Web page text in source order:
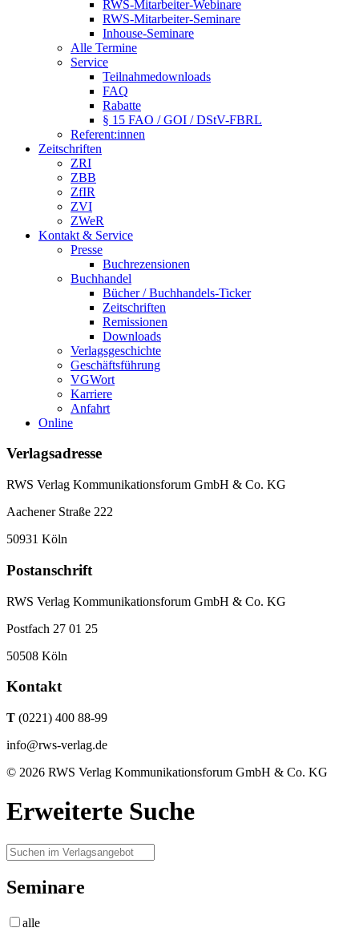
RWS-Mitarbeiter-Webinare
RWS-Mitarbeiter-Seminare
Inhouse-Seminare
Alle Termine
Service
Teilnahmedownloads
FAQ
Rabatte
§ 15 FAO / GOI / DStV-FBRL
Referent:innen
Zeitschriften
ZRI
ZBB
ZfIR
ZVI
ZWeR
Kontakt & Service
Presse
Buchrezensionen
Buchhandel
Bücher / Buchhandels-Ticker
Zeitschriften
Remissionen
Downloads
Verlagsgeschichte
Geschäftsführung
VGWort
Karriere
Anfahrt
Online
Verlagsadresse
RWS Verlag Kommunikationsforum GmbH & Co. KG
Aachener Straße 222
50931 Köln
Postanschrift
RWS Verlag Kommunikationsforum GmbH & Co. KG
Postfach 27 01 25
50508 Köln
Kontakt
T (0221) 400 88-99
info@rws-verlag.de
© 2026 RWS Verlag Kommunikationsforum GmbH & Co. KG
Erweiterte Suche
Seminare
alle